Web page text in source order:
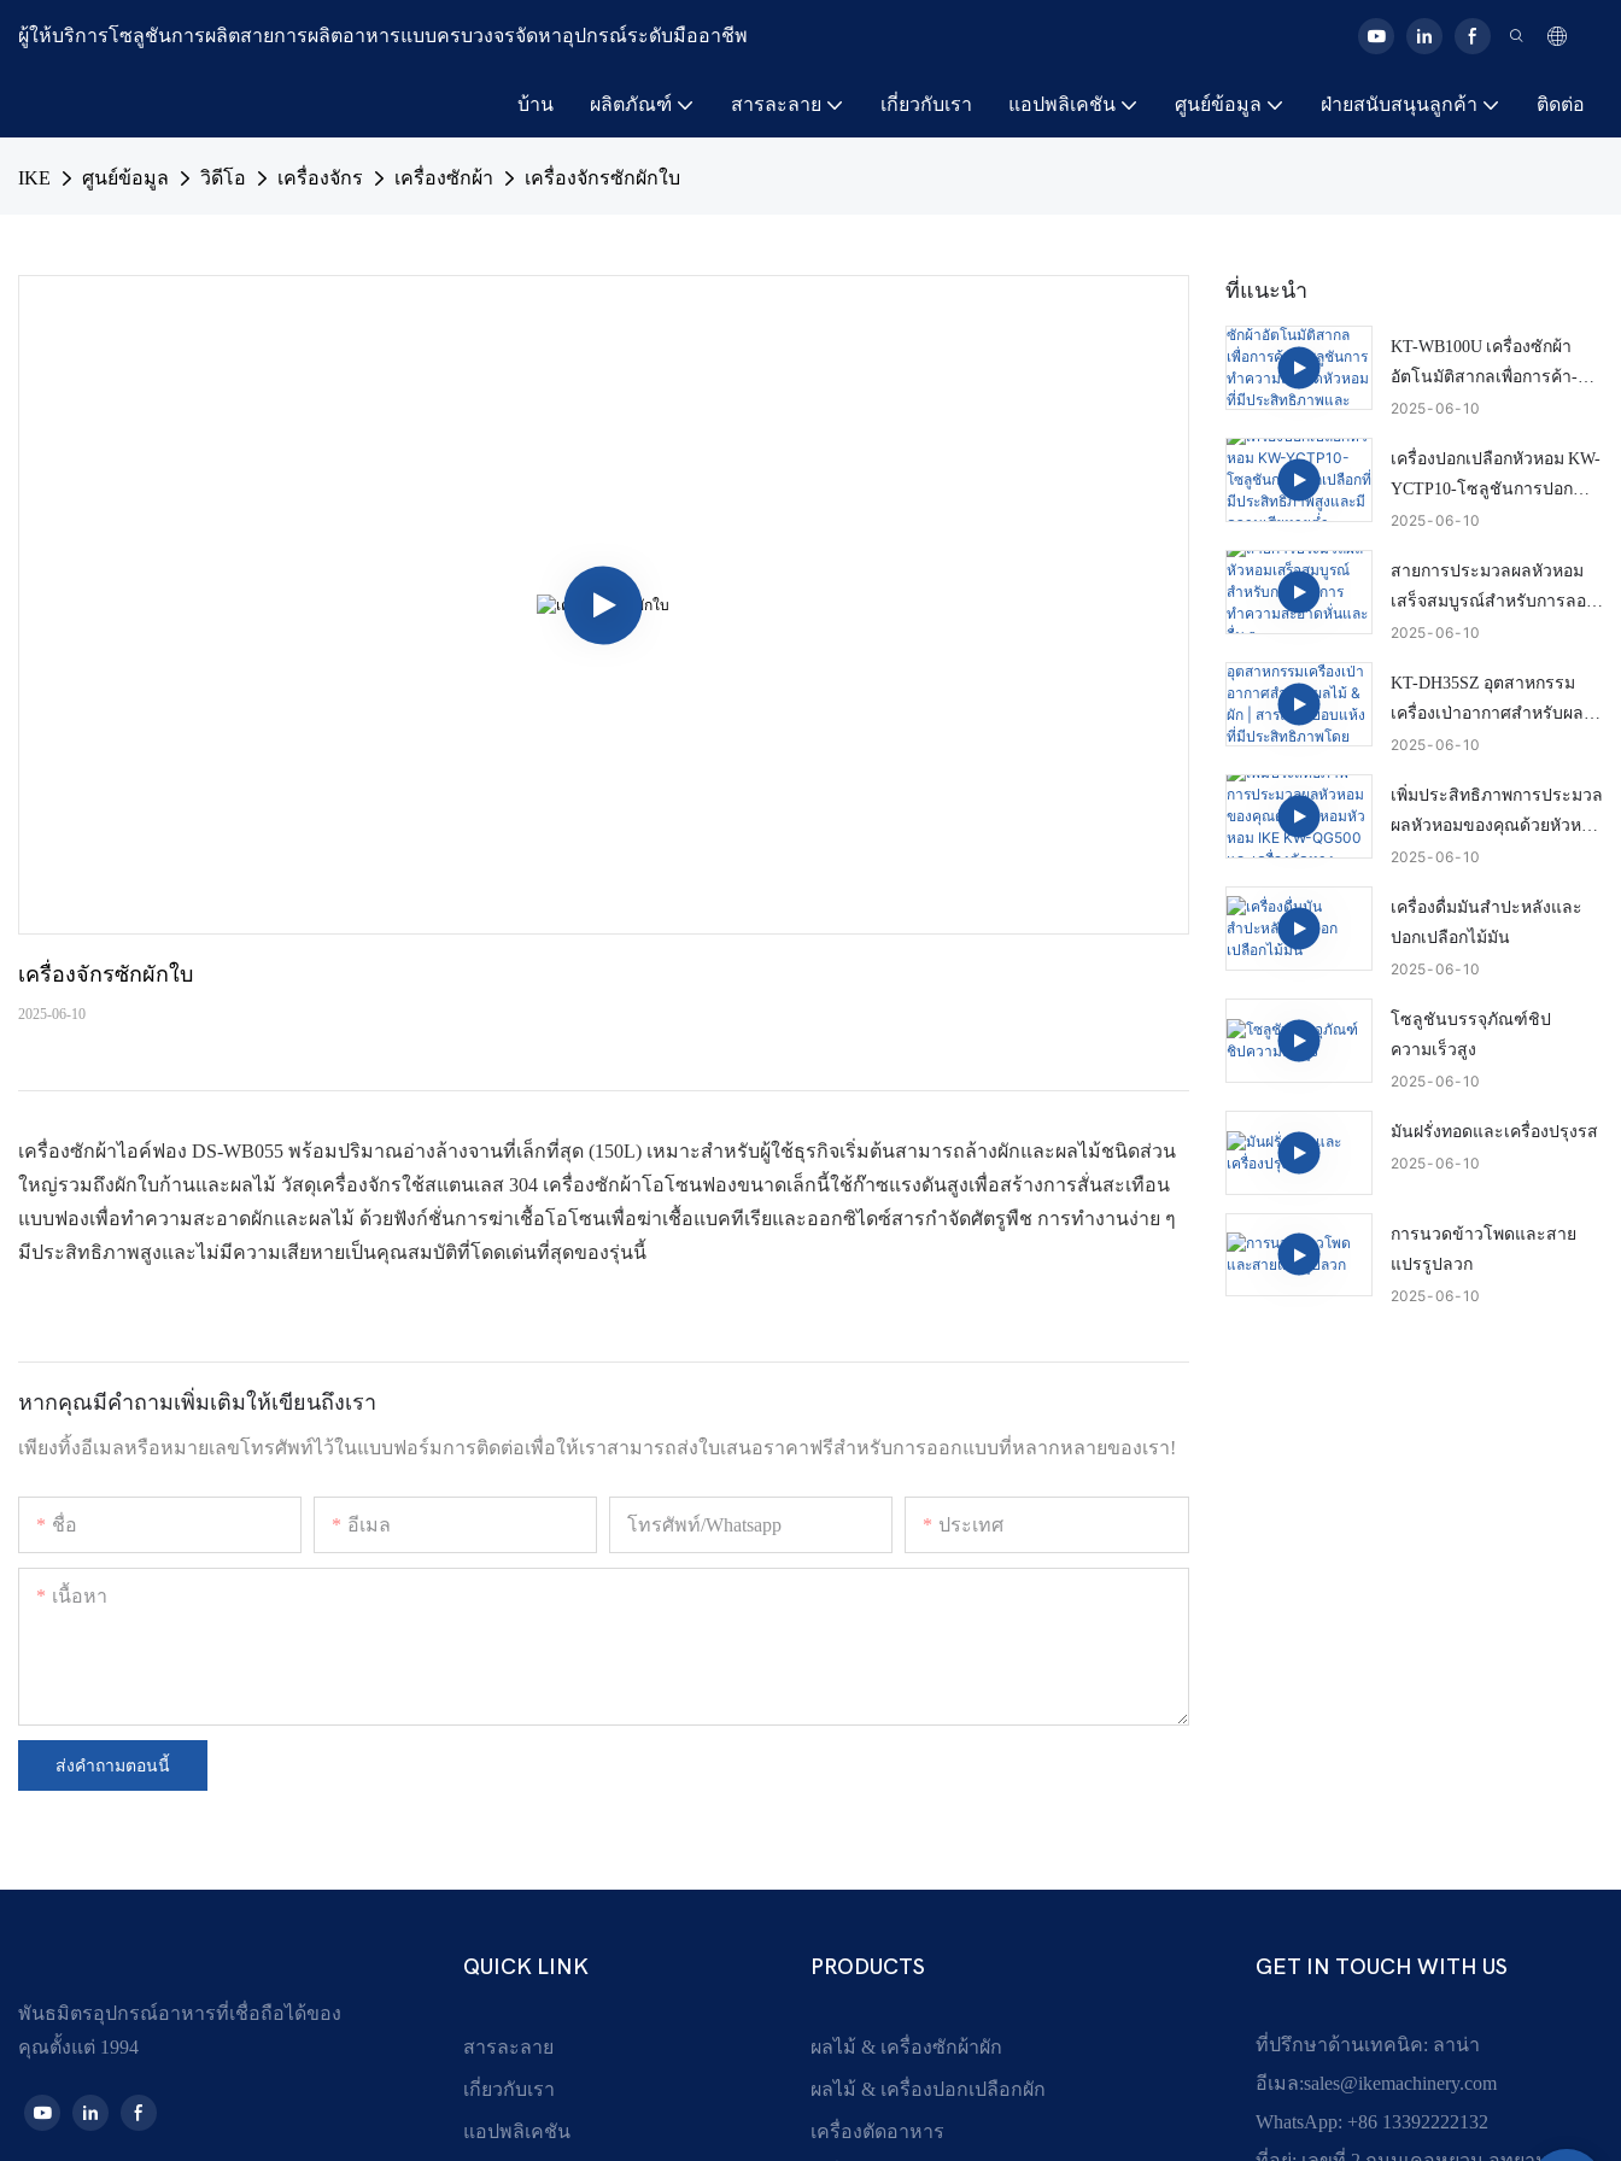
ผู้ให้บริการโซลูชันการผลิตสายการผลิตอาหารแบบครบวงจรจัดหาอุปกรณ์ระดับมืออาชีพ
บ้าน ผลิตภัณฑ์ สารละลาย เกี่ยวกับเรา แอปพลิเคชัน ศูนย์ข้อมูล ฝ่ายสนับสนุนลูกค้า ติดต่อ
IKE ศูนย์ข้อมูล วิดีโอ เครื่องจักร เครื่องซักผ้า เครื่องจักรซักผักใบ
เครื่องจักรซักผักใบ
2025-06-10
เครื่องซักผ้าไอค์ฟอง DS-WB055 พร้อมปริมาณอ่างล้างจานที่เล็กที่สุด (150L) เหมาะสำหรับผู้ใช้ธุรกิจเริ่มต้นสามารถล้างผักและผลไม้ชนิดส่วน
ใหญ่รวมถึงผักใบก้านและผลไม้ วัสดุเครื่องจักรใช้สแตนเลส 304 เครื่องซักผ้าโอโซนฟองขนาดเล็กนี้ใช้ก๊าซแรงดันสูงเพื่อสร้างการสั่นสะเทือน
แบบฟองเพื่อทำความสะอาดผักและผลไม้ ด้วยฟังก์ชั่นการฆ่าเชื้อโอโซนเพื่อฆ่าเชื้อแบคทีเรียและออกซิไดซ์สารกำจัดศัตรูพืช การทำงานง่าย ๆ
มีประสิทธิภาพสูงและไม่มีความเสียหายเป็นคุณสมบัติที่โดดเด่นที่สุดของรุ่นนี้
หากคุณมีคำถามเพิ่มเติมให้เขียนถึงเรา
เพียงทิ้งอีเมลหรือหมายเลขโทรศัพท์ไว้ในแบบฟอร์มการติดต่อเพื่อให้เราสามารถส่งใบเสนอราคาฟรีสำหรับการออกแบบที่หลากหลายของเรา!
ชื่อ อีเมล โทรศัพท์/whatsapp ประเทศ
เนื้อหา
ส่งคำถามตอนนี้
ที่แนะนำ
KT-WB100U เครื่องซักผ้า
อัตโนมัติสากลเพื่อการค้า-
โซลูชันการทำความสะอาด
สมาร์ท
2025 06 10
เครื่องปอกเปลือกหัวหอม KW-
YCTP10-โซลูชันการปอก
เปลือกที่มีประสิทธิภาพสูง
2025 06 10
สายการประมวลผลหัวหอม
เสร็จสมบูรณ์สำหรับการลอก
การทำความสะอาดหั่นและ
2025 06 10
KT-DH35SZ อุตสาหกรรม
เครื่องเป่าอากาศสำหรับผลไม้
& ผัก | สารละลายอบแห้งที่มี
2025 06 10
เพิ่มประสิทธิภาพการประมวล
ผลหัวหอมของคุณด้วยหัวหอม
หัวหอม IKE KW-QG500 และ
2025 06 10
เครื่องดื่มมันสำปะหลังและ
ปอกเปลือกไม้มัน
2025 06 10
โซลูชันบรรจุภัณฑ์ชิป
ความเร็วสูง
2025 06 10
มันฝรั่งทอดและเครื่องปรุงรส
2025 06 10
การนวดข้าวโพดและสาย
แปรรูปลวก
2025 06 10
พันธมิตรอุปกรณ์อาหารที่เชื่อถือได้ของ
คุณตั้งแต่ 1994
QUICK LINK
สารละลาย
เกี่ยวกับเรา
แอปพลิเคชัน
PRODUCTS
ผลไม้ & เครื่องซักผ้าผัก
ผลไม้ & เครื่องปอกเปลือกผัก
เครื่องตัดอาหาร
GET IN TOUCH WITH US
ที่ปรึกษาด้านเทคนิค: ลาน่า
อีเมล:sales@ikemachinery.com
WhatsApp: +86 13392222132